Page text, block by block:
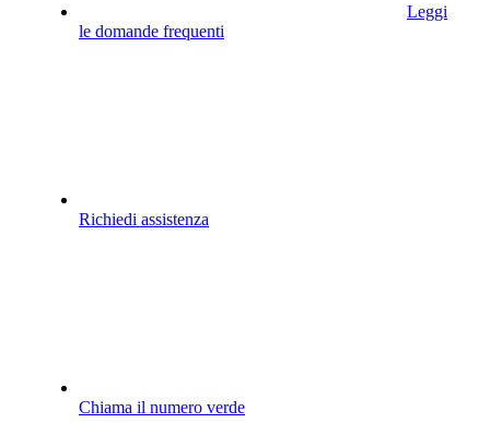
Leggi
le domande frequenti
Richiedi assistenza
Chiama il numero verde